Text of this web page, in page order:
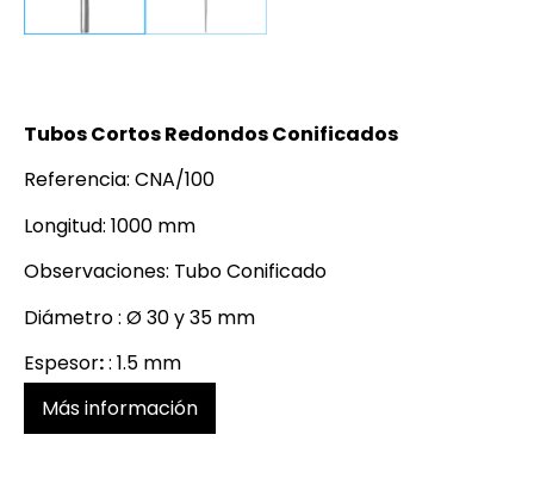
Tubos Cortos Redondos Conificados
Referencia: CNA/100
Longitud: 1000 mm
Observaciones: Tubo Conificado
Diámetro : Ø 30 y 35 mm
Espesor:: 1.5 mm
Más información